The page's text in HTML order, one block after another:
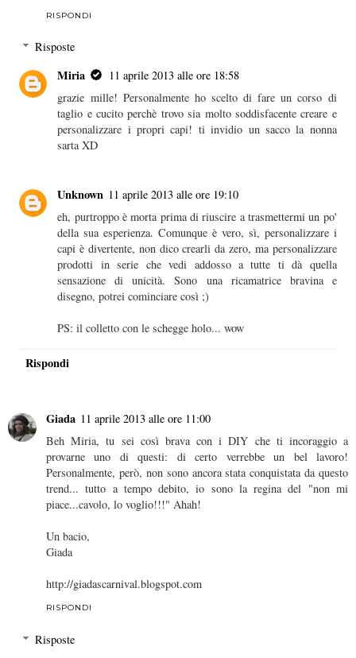
RISPONDI
Risposte
Miria
11 aprile 2013 alle ore 18:58
grazie mille! Personalmente ho scelto di fare un corso di
taglio e cucito perchè trovo sia molto soddisfacente creare e
personalizzare i propri capi! ti invidio un sacco la nonna
sarta XD
Unknown 11 aprile 2013 alle ore 19:10
eh, purtroppo è morta prima di riuscire a trasmettermi un po'
della sua esperienza. Comunque è vero, sì, personalizzare i
capi è divertente, non dico crearli da zero, ma personalizzare
prodotti in serie che vedi addosso a tutte ti dà quella
sensazione di unicità. Sono una ricamatrice bravina e
disegno, potrei cominciare così ;)
PS: il colletto con le schegge holo... wow
Rispondi
Giada 11 aprile 2013 alle ore 11:00
Beh Miria, tu sei così brava con i DIY che ti incoraggio a
provarne uno di questi: di certo verrebbe un bel lavoro!
Personalmente, però, non sono ancora stata conquistata da questo
trend... tutto a tempo debito, io sono la regina del "non mi
piace...cavolo, lo voglio!!!" Ahah!
Un bacio,
Giada
http://giadascarnival.blogspot.com
RISPONDI
Risposte